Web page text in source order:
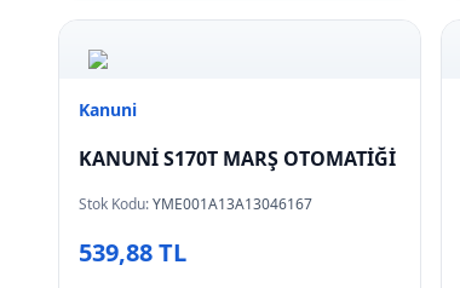
Kanuni
KANUNİ S170T MARŞ OTOMATİĞİ
Stok Kodu:YME001A13A13046167
539,88 TL